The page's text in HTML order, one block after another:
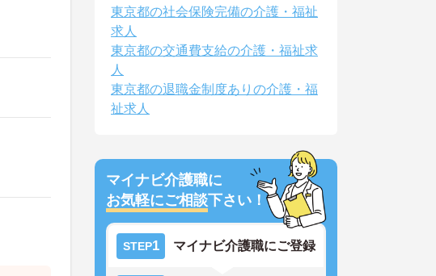
東京都の社会保険完備の介護・福祉
求人
東京都の交通費支給の介護・福祉求
人
東京都の退職金制度ありの介護・福
祉求人
マイナビ介護職に
お気軽にご相談下さい！
STEP1 マイナビ介護職にご登録